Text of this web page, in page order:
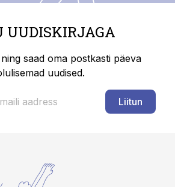
UUDISKIRJAGA
saad oma postkasti päeva
uudised.
Liitun